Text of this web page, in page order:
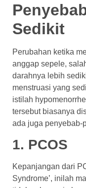
Sedikit
Perubahan ketika
anggap sepele,
darahnya lebih
menstruasi yang
istilah
tersebut biasanya
ada juga penyebab-
1. PCOS
Kepanjangan dari
Syndrome’, inilah